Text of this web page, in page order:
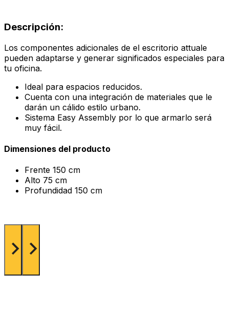
Descripción:
Los componentes adicionales de el escritorio attuale
pueden adaptarse y generar significados especiales para
tu oficina.
Ideal para espacios reducidos.
Cuenta con una integración de materiales que le
darán un cálido estilo urbano.
Sistema Easy Assembly por lo que armarlo será
muy fácil.
Dimensiones del producto
Frente 150 cm
Alto 75 cm
Profundidad 150 cm